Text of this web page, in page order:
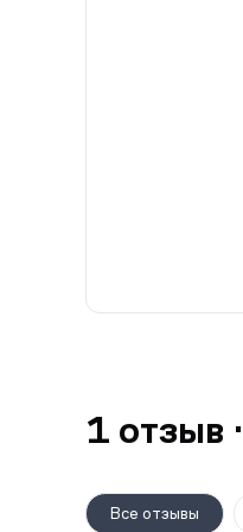
1 отзыв ·
Все отзывы